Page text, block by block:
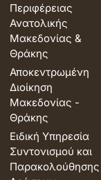
Περιφέρειας
Ανατολικής
Μακεδονίας &
Θράκης
Αποκεντρωμένη
Διοίκηση
Μακεδονίας -
Θράκης
Ειδική Υπηρεσία
Συντονισμού και
Παρακολούθησης